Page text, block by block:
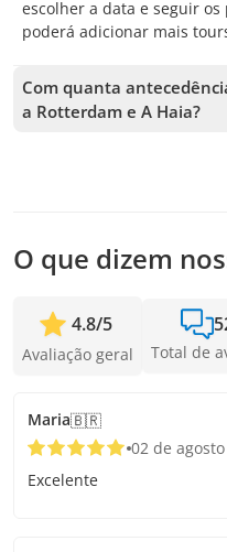
escolher a data e seguir
poderá adicionar mais
Com quanta
a Rotterdam e A Haia?
O que dizem
4.8/5
Avaliação geral Total de
Maria🇧🇷
02 de
Excelente